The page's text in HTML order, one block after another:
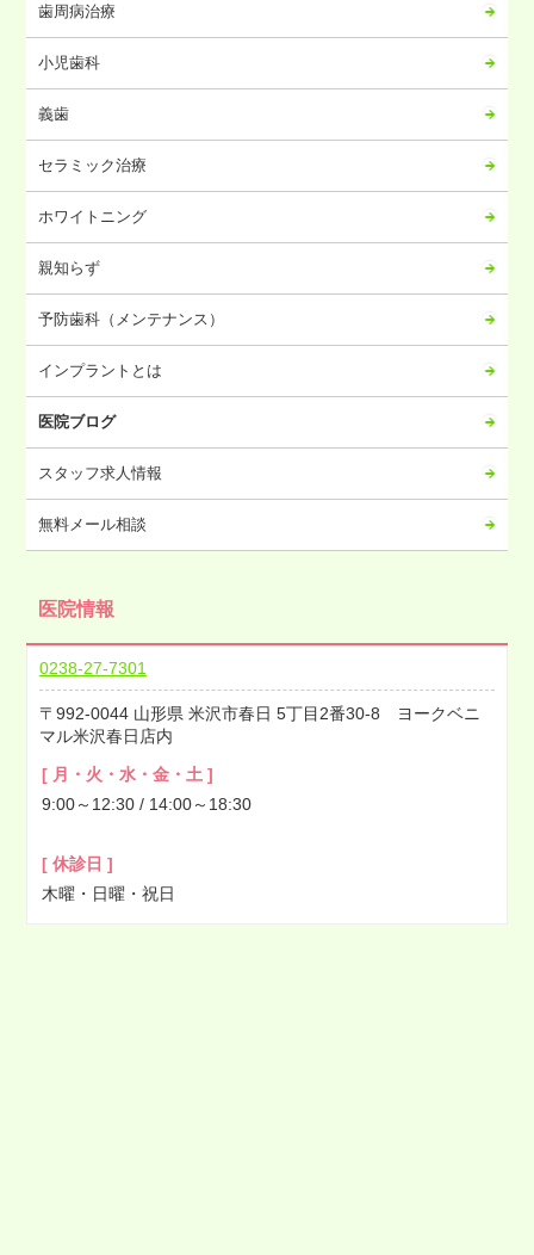
2023年12月
2023年11月
2023年10月
2023年09月
2023年08月
2023年07月
2023年06月
2023年05月
2023年04月
2023年03月
2023年02月
2023年01月
2022年11月
2022年07月
2022年06月
2022年05月
2022年04月
2022年03月
2022年02月
2021年12月
2021年11月
2021年10月
歯周病治療
小児歯科
義歯
セラミック治療
ホワイトニング
親知らず
予防歯科（メンテナンス）
インプラントとは
医院ブログ
スタッフ求人情報
無料メール相談
医院情報
0238-27-7301
992-0044 山形県 米沢市春日 5丁目2番30-8 ヨークベニ
マル米沢春日店内
[ 月・火・水・金・土 ]
9:00～12:30 / 14:00～18:30
[ 休診日 ]
木曜・日曜・祝日